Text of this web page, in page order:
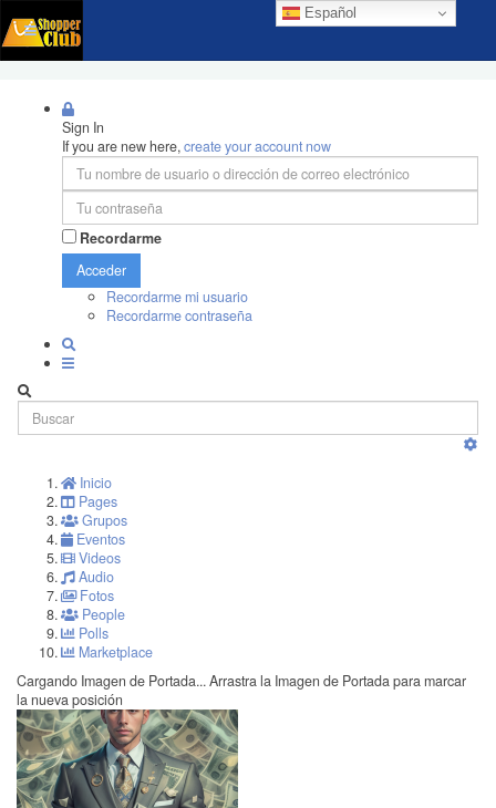
Español
Sign In
If you are new here,create your account now
Recordarme
Acceder
Recordarme mi usuario
Recordarme contraseña
Inicio
Pages
Grupos
Eventos
Videos
Audio
Fotos
People
Polls
Marketplace
Cargando Imagen de Portada... Arrastra la Imagen de Portada para marcar
la nueva posición